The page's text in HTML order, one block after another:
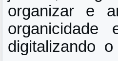
organizar e
digitalizando o